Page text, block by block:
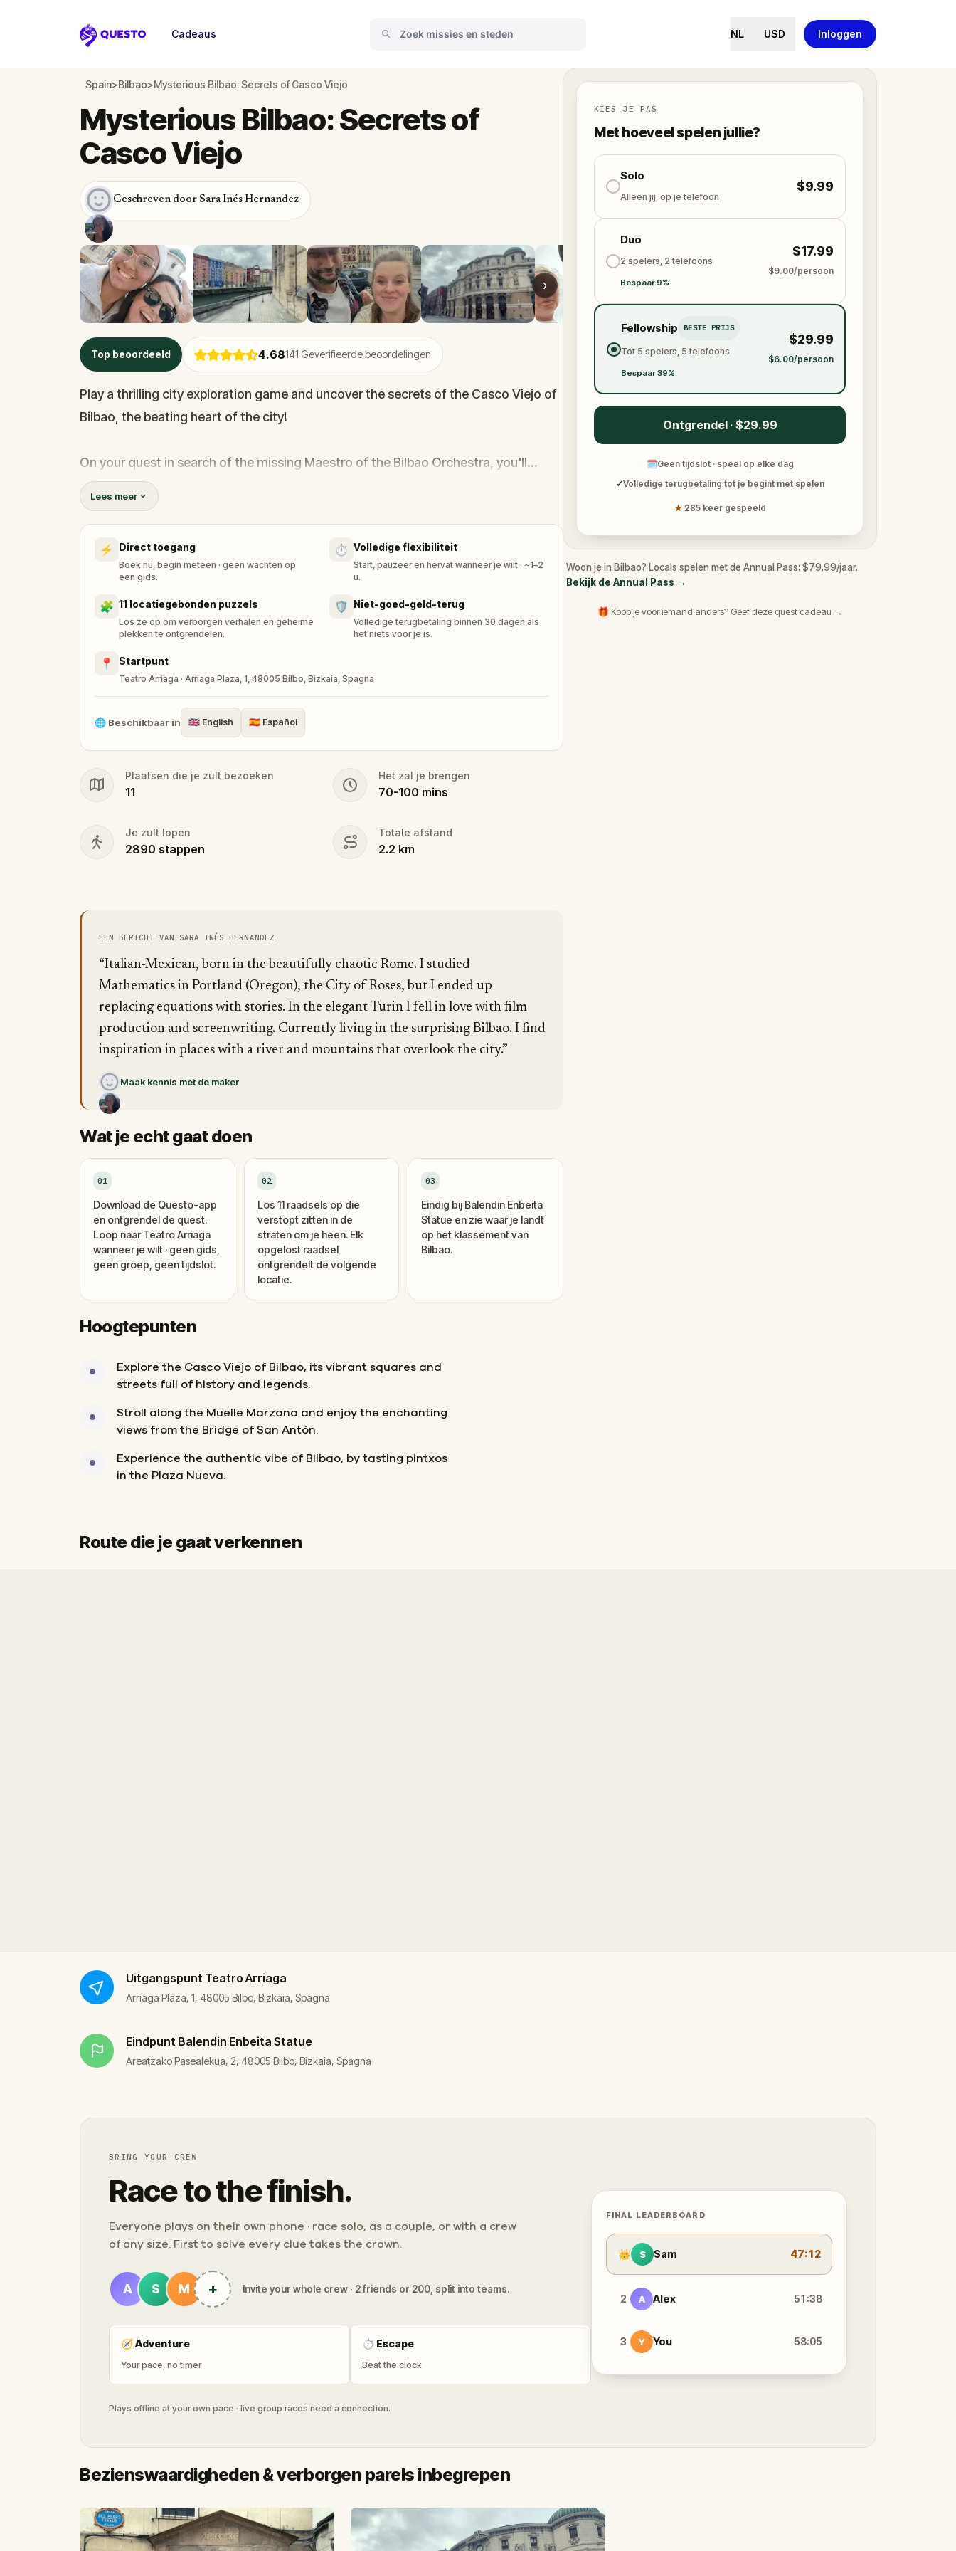
Questo
Cadeaus NL USD Inloggen
Spain>Bilbao>Mysterious Bilbao: Secrets of Casco Viejo
›
Top beoordeeld 4.68141 Geverifieerde beoordelingen
Mysterious Bilbao: Secrets of
Casco Viejo
Geschreven door Sara Inés Hernandez
Play a thrilling city exploration game and uncover the secrets of the Casco Viejo of
Bilbao, the beating heart of the city!
On your quest in search of the missing Maestro of the Bilbao Orchestra, you'll
wander through historic alleys, step on bridges full of legends, and solve challenges
to discover iconic and hidden treasures of Bilbao's Old Town.
Are you ready for a mysterious adventure?
Lees meer
⚡ Direct toegang
Boek nu, begin meteen · geen wachten op
een gids.
⏱️ Volledige flexibiliteit
Start, pauzeer en hervat wanneer je wilt · ~1–2
u.
🧩 11 locatiegebonden puzzels
Los ze op om verborgen verhalen en geheime
plekken te ontgrendelen.
🛡️ Niet-goed-geld-terug
Volledige terugbetaling binnen 30 dagen als
het niets voor je is.
📍 Startpunt
Teatro Arriaga · Arriaga Plaza, 1, 48005 Bilbo, Bizkaia, Spagna
🌐 Beschikbaar in 🇬🇧 English 🇪🇸 Español
Plaatsen die je zult bezoeken
11
Het zal je brengen
70-100 mins
Je zult lopen
2890 stappen
Totale afstand
2.2 km
EEN BERICHT VAN SARA INÉS HERNANDEZ
“Italian-Mexican, born in the beautifully chaotic Rome. I studied
Mathematics in Portland (Oregon), the City of Roses, but I ended up
replacing equations with stories. In the elegant Turin I fell in love with film
production and screenwriting. Currently living in the surprising Bilbao. I find
inspiration in places with a river and mountains that overlook the city.”
Maak kennis met de maker
Wat je echt gaat doen
01
Download de Questo-app
en ontgrendel de quest.
Loop naar Teatro Arriaga
wanneer je wilt · geen gids,
geen groep, geen tijdslot.
02
Los 11 raadsels op die
verstopt zitten in de
straten om je heen. Elk
opgelost raadsel
ontgrendelt de volgende
locatie.
03
Eindig bij Balendin Enbeita
Statue en zie waar je landt
op het klassement van
Bilbao.
Hoogtepunten
Explore the Casco Viejo of Bilbao, its vibrant squares and
streets full of history and legends.
Stroll along the Muelle Marzana and enjoy the enchanting
views from the Bridge of San Antón.
Experience the authentic vibe of Bilbao, by tasting pintxos
in the Plaza Nueva.
KIES JE PAS
Met hoeveel spelen jullie?
Solo
Alleen jij, op je telefoon
$9.99
Duo
2 spelers, 2 telefoons
Bespaar 9%
$17.99
$9.00/persoon
Fellowship BESTE PRIJS
Tot 5 spelers, 5 telefoons
Bespaar 39%
$29.99
$6.00/persoon
Ontgrendel · $29.99
🗓Geen tijdslot · speel op elke dag
✓Volledige terugbetaling tot je begint met spelen
★ 285 keer gespeeld
Woon je in Bilbao? Locals spelen met de Annual Pass: $79.99/jaar.
Bekijk de Annual Pass →
🎁 Koop je voor iemand anders? Geef deze quest cadeau →
Route die je gaat verkennen
Uitgangspunt Teatro Arriaga
Arriaga Plaza, 1, 48005 Bilbo, Bizkaia, Spagna
Eindpunt Balendin Enbeita Statue
Areatzako Pasealekua, 2, 48005 Bilbo, Bizkaia, Spagna
BRING YOUR CREW
Race to the finish.
Everyone plays on their own phone · race solo, as a couple, or with a crew
of any size. First to solve every clue takes the crown.
A S M + Invite your whole crew · 2 friends or 200, split into teams.
🧭Adventure
Your pace, no timer
⏱ Escape
Beat the clock
Plays offline at your own pace · live group races need a connection.
FINAL LEADERBOARD
👑 S Sam 47:12
2 A Alex 51:38
3 Y You 58:05
Bezienswaardigheden & verborgen parels inbegrepen